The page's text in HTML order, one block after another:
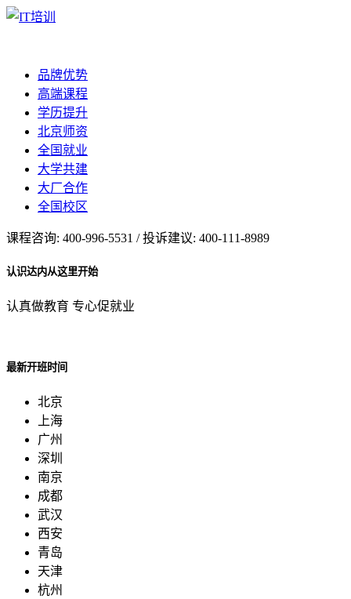
品牌优势
高端课程
学历提升
北京师资
全国就业
大学共建
大厂合作
全国校区
课程咨询: 400-996-5531 / 投诉建议: 400-111-8989
认识达内从这里开始
认真做教育 专心促就业
最新开班时间
北京
上海
广州
深圳
南京
成都
武汉
西安
青岛
天津
杭州